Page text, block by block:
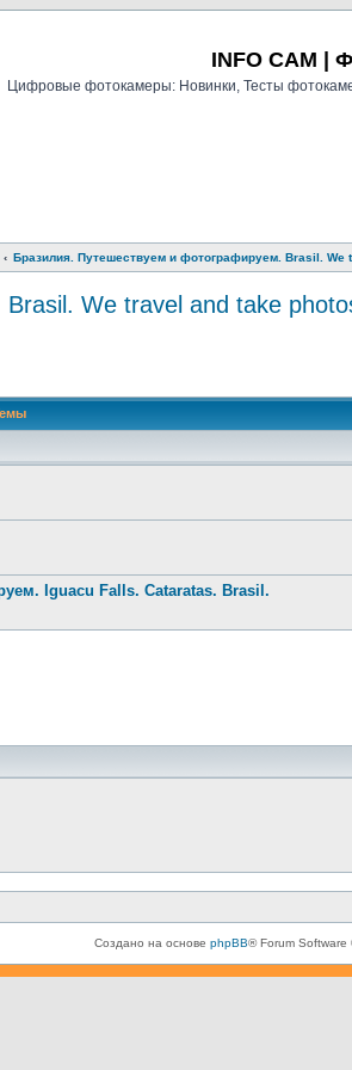
INFO CAM |
Цифровые фотокамеры: Новинки, Тесты
Бразилия. Путешествуем и фотографируем. Brasil. We
We travel and take
поиск
Iguacu Falls. Cataratas. Brasil.
Создано на основе phpBB® Forum Software